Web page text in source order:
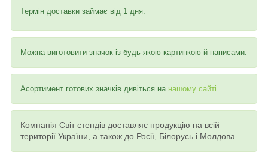
Термін доставки займає від 1 дня.
Можна виготовити значок із будь-якою картинкою й написами.
Асортимент готових значків дивіться на нашому сайті
Компанія Світ стендів доставляє продукцію на всій
території України, а також до Росії, Білорусь і Молдова.